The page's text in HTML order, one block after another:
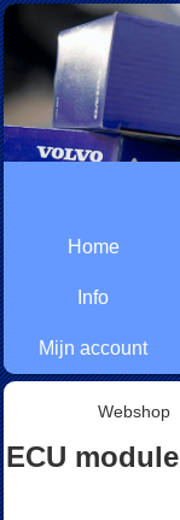
Home
Info
Mijn account
Webshop
ECU module